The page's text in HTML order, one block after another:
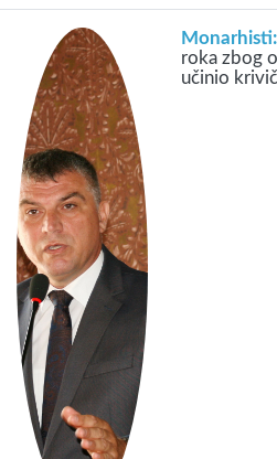
roka zbog
učinio